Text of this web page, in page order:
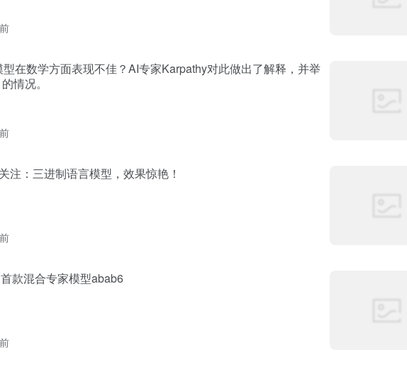
在数学方面表现不佳？AI专家Karpathy对此做出了解释，并举
情况。
注：三进制语言模型，效果惊艳！
款混合专家模型abab6